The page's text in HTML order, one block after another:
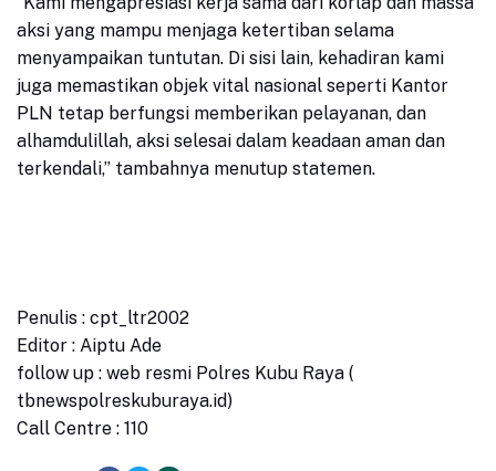
aksi yang mampu menjaga ketertiban selama
menyampaikan tuntutan. Di sisi lain, kehadiran kami
juga memastikan objek vital nasional seperti Kantor
PLN tetap berfungsi memberikan pelayanan, dan
alhamdulillah, aksi selesai dalam keadaan aman dan
terkendali,” tambahnya menutup statemen.
Penulis : cpt_ltr2002
Editor : Aiptu Ade
follow up : web resmi Polres Kubu Raya (
tbnewspolreskuburaya.id)
Call Centre : 110